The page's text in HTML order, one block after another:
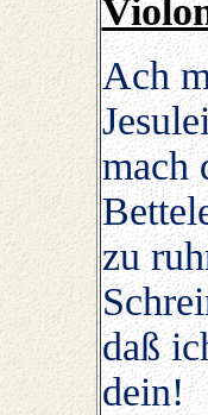
Ach
mach
zu
daß
dein!